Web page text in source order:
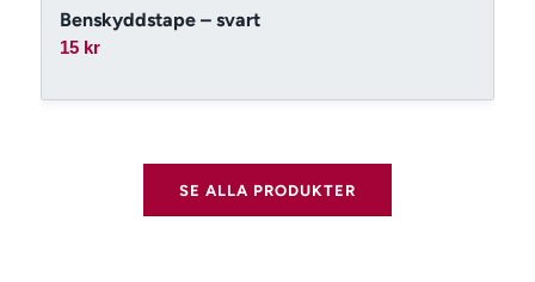
Benskyddstape – svart
15 kr
SE ALLA PRODUKTER